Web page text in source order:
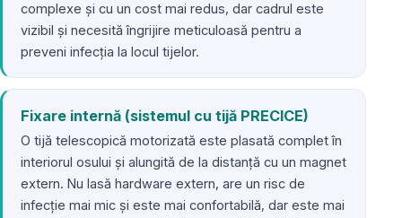
complexe și cu un cost mai redus, dar cadrul este
vizibil și necesită îngrijire meticuloasă pentru a
preveni infecția la locul tijelor.
Fixare internă (sistemul cu tijă PRECICE)
O tijă telescopică motorizată este plasată complet în
interiorul osului și alungită de la distanță cu un magnet
extern. Nu lasă hardware extern, are un risc de
infecție mai mic și este mai confortabilă, dar este mai